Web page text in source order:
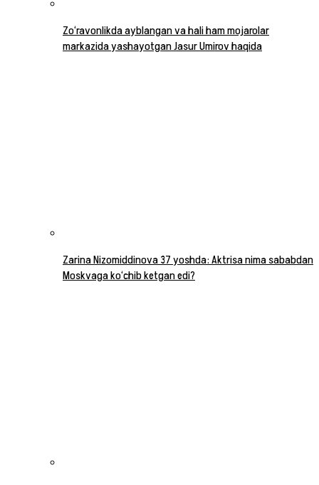
Zo‘ravonlikda ayblangan va hali ham mojarolar
markazida yashayotgan Jasur Umirov haqida
Zarina Nizomiddinova 37 yoshda: Aktrisa nima sababdan
Moskvaga ko‘chib ketgan edi?